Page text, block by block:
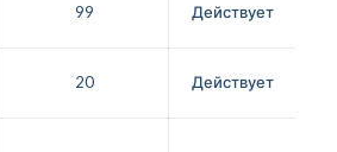
99 Действует
20 Действует